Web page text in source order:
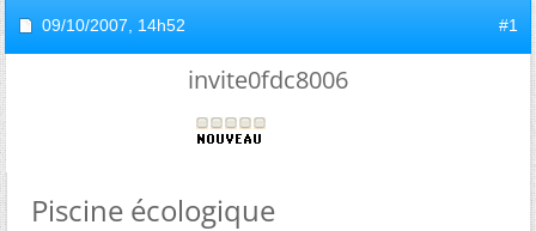
09/10/2007, 14h52 #1
invite0fdc8006
Piscine écologique